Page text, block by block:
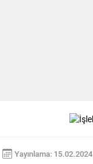
Yayınlama: 15.02.2024